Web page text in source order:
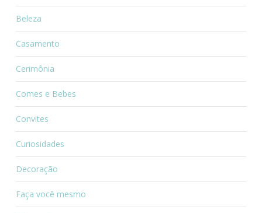
Beleza
Casamento
Cerimônia
Comes e Bebes
Convites
Curiosidades
Decoração
Faça você mesmo